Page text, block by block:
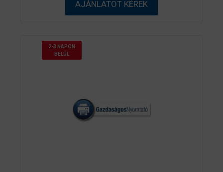
-
ő
AJÁNLATOT KÉREK
2-3 NAPON
BELÜL